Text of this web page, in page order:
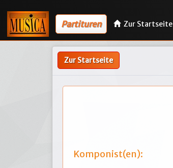
Partituren Zur Startseite
Zur Startseite
Komponist(en):